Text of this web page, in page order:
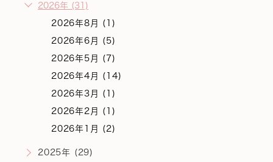
2026年 (31)
2026年8月 (1)
2026年6月 (5)
2026年5月 (7)
2026年4月 (14)
2026年3月 (1)
2026年2月 (1)
2026年1月 (2)
2025年 (29)